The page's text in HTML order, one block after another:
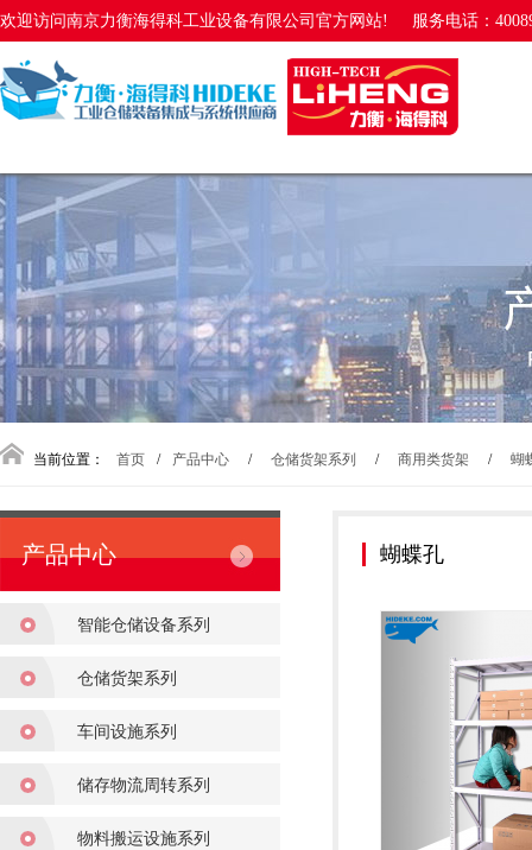
欢迎访问南京力衡海得科工业设备有限公司官方网站! 服务电话：
当前位置： 首页 / 产品中心 / 仓储货架系列 / 商用类货架 / 蝴
产品中心
智能仓储设备系列
仓储货架系列
车间设施系列
储存物流周转系列
物料搬运设施系列
蝴蝶孔